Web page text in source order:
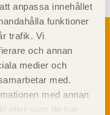
anpassa innehållet
funktioner
trafik. Vi
och annan
medier och
med.
med annan
eller som de har
för trä och
för byggande